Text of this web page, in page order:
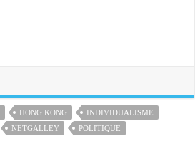
HONG KONG
INDIVIDUALISME
NETGALLEY
POLITIQUE